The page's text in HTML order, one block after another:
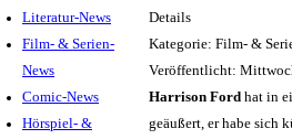
Literatur-News
Film- & Serien-
News
Comic-News
Hörspiel- &
Details
Kategorie: Film- &
Veröffentlicht:
Harrison Ford hat in
geäußert, er habe sich